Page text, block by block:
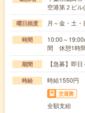
空港第２ビ
曜日頻度 月～金・土
時間
10:00～
間 休憩1時
期間 【急募】即
時給 時給1550円
交通費
全額支給